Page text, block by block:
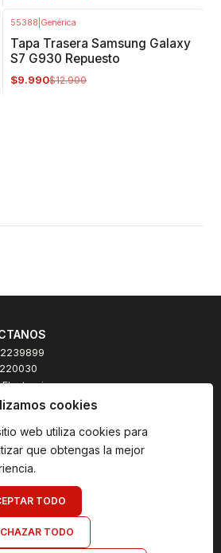
55388 Genérica
Tapa Trasera Samsung Galaxy
S7 G930 Repuesto
$9.990$12.900
Electronicas
973, local 327
- Santiago Centro
cookies
web utiliza cookies para
que obtengas la mejor
TODO
TODO